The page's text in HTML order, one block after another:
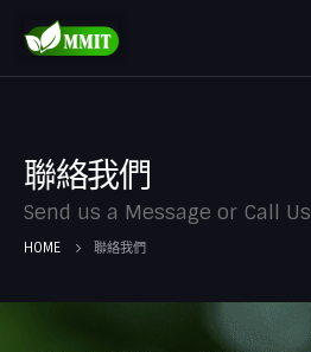
聯絡我們
Send us a Message or Call Us
HOME 聯絡我們